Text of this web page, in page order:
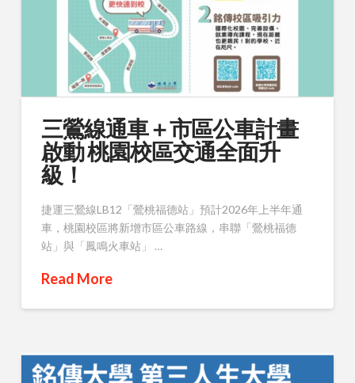
三鶯線通車＋市區公車計畫
啟動 桃園校區交通全面升
級！
捷運三鶯線LB12「鶯桃福德站」預計2026年上半年通
車，桃園校區將新增市區公車路線，串聯「鶯桃福德
站」與「鳳鳴火車站」 …
Read More